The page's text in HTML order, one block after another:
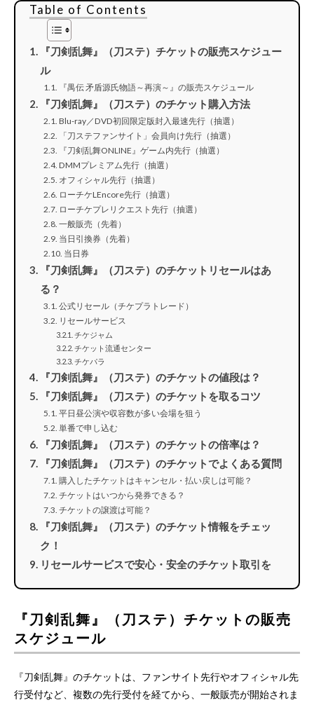
Table of Contents
『刀剣乱舞』（刀ステ）チケットの販売スケジュー
ル
『禺伝 矛盾源氏物語～再演～』の販売スケジュール
『刀剣乱舞』（刀ステ）のチケット購入方法
Blu-ray／DVD初回限定版封入最速先行（抽選）
「刀ステファンサイト」会員向け先行（抽選）
『刀剣乱舞ONLINE』ゲーム内先行（抽選）
DMMプレミアム先行（抽選）
オフィシャル先行（抽選）
ローチケLEncore先行（抽選）
ローチケプレリクエスト先行（抽選）
一般販売（先着）
当日引換券（先着）
当日券
『刀剣乱舞』（刀ステ）のチケットリセールはあ
る？
公式リセール（チケプラトレード）
リセールサービス
チケジャム
チケット流通センター
チケパラ
『刀剣乱舞』（刀ステ）のチケットの値段は？
『刀剣乱舞』（刀ステ）のチケットを取るコツ
平日昼公演や収容数が多い会場を狙う
単番で申し込む
『刀剣乱舞』（刀ステ）のチケットの倍率は？
『刀剣乱舞』（刀ステ）のチケットでよくある質問
購入したチケットはキャンセル・払い戻しは可能？
チケットはいつから発券できる？
チケットの譲渡は可能？
『刀剣乱舞』（刀ステ）のチケット情報をチェッ
ク！
リセールサービスで安心・安全のチケット取引を
『刀剣乱舞』（刀ステ）チケットの販売
スケジュール
『刀剣乱舞』のチケットは、ファンサイト先行やオフィシャル先
行受付など、複数の先行受付を経てから、一般販売が開始されま